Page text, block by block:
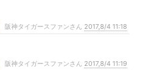
阪神タイガースファンさん 2017,8/4 11:18
阪神タイガースファンさん 2017,8/4 11:19